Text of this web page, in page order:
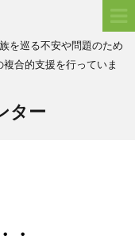
を巡る不安や問題のため
合的支援を行っていま
ター
・